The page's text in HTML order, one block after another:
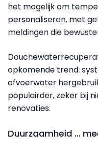
het mogelijk om
personaliseren, met
meldingen die
opkomende trend:
afvoerwater
populairder, zeker bij
renovaties.
Duurzaamheid ...